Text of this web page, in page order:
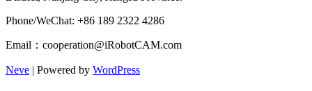
Phone/WeChat: +86 189 2322 4286
Email：cooperation@iRobotCAM.com
Neve | Powered by WordPress